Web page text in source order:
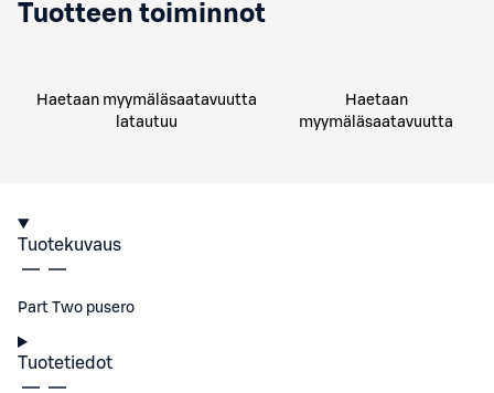
Tuotteen toiminnot
Haetaan myymäläsaatavuutta
latautuu
Haetaan
myymäläsaatavuutta
Tuotekuvaus
Part Two pusero
Tuotetiedot